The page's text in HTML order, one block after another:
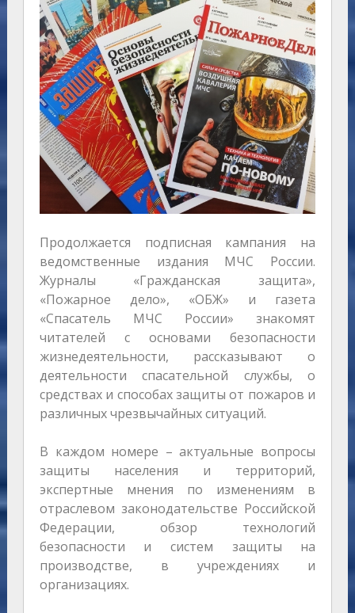
Продолжается подписная кампания на
ведомственные издания МЧС России.
Журналы «Гражданская защита»,
«Пожарное дело», «ОБЖ» и газета
«Спасатель МЧС России» знакомят
читателей с основами безопасности
жизнедеятельности, рассказывают о
деятельности спасательной службы, о
средствах и способах защиты от пожаров и
различных чрезвычайных ситуаций.
В каждом номере – актуальные вопросы
защиты населения и территорий,
экспертные мнения по изменениям в
отраслевом законодательстве Российской
Федерации, обзор технологий
безопасности и систем защиты на
производстве, в учреждениях и
организациях.